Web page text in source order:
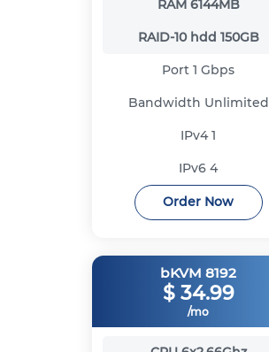
RAM 6144MB
RAID-10 hdd 150GB
Port 1 Gbps
Bandwidth Unlimited
IPv41
IPv6 4
Order Now
bKVM 8192
$ 34.99
/mo